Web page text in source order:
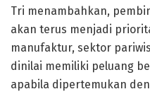
Tri menambahkan,
akan terus menjadi
manufaktur, sektor
dinilai memiliki peluang
apabila dipertemukan